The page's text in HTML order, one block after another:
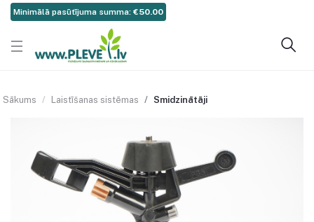
Minimālā pasūtījuma summa: €50.00
Sākums Laistīšanas sistēmas Smidzinātāji